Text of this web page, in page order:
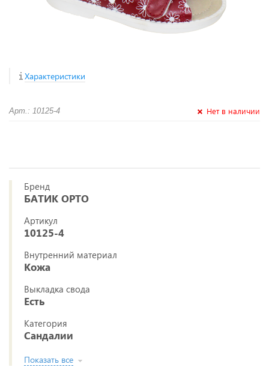
Характеристики
Арт.: 10125-4 Нет в наличии
Бренд
БАТИК ОРТО
Артикул
10125-4
Внутренний материал
Кожа
Выкладка свода
Есть
Категория
Сандалии
Показать все